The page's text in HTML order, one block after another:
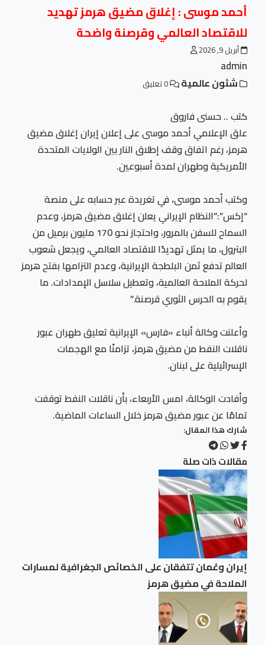
أحمد موسى : إغلاق مضيق هرمز تهديد
للاقتصاد العالمي وقرصنة واضحة
أبريل 9, 2026
admin
شئون عالمية
كتب .. حسنى فاروق
علق الإعلامي أحمد موسى على إعلان إيران إغلاق مضيق
هرمز، رغم اتفاق وقف إطلاق النار بين الولايات المتحدة
الأمريكية وطهران لمدة أسبوعين.
وكتب أحمد موسى، في تغريدة عبر حسابه على منصة
“إكس”:”النظام الإيراني يعلن إغلاق مضيق هرمز، وعدم
السماح للسفن بالمرور، واحتجاز نحو 170 مليون برميل من
البترول، ما يمثل تهديدًا للاقتصاد العالمي، ويجعل شعوب
العالم تدفع ثمن البلطجة الإيرانية، وعدم التزامها بفتح هرمز
لحركة الملاحة العالمية، وتعطيل سلاسل الإمدادات. ما
يقوم به الحرس الثوري قرصنة.”
وأعلنت وكالة أنباء «فارس» الإيرانية تعليق طهران عبور
ناقلات النفط من مضيق هرمز، تزامنًا مع الهجمات
الإسرائيلية على لبنان.
وأفادت الوكالة، امس الأربعاء، بأن ناقلات النفط توقفت
تمامًا عن عبور مضيق هرمز خلال الساعات الماضية.
شارك هذا المقال:
مقالات ذات صلة
إيران وعُمان تتفقان على الخصائص الجغرافية لمسارات
الملاحة في مضيق هرمز